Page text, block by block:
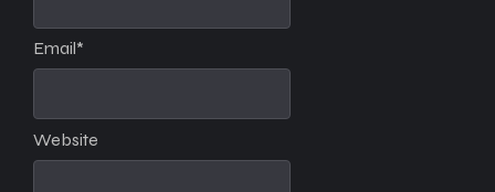
Email*
Website